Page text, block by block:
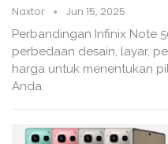
Naxtor Jun 15, 2025
Perbandingan Infinix Note
perbedaan desain, layar,
harga untuk menentukan
Anda.